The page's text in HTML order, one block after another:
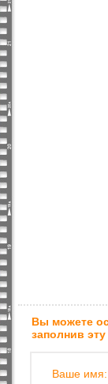
Вы можете
заполнив
Ваше имя: